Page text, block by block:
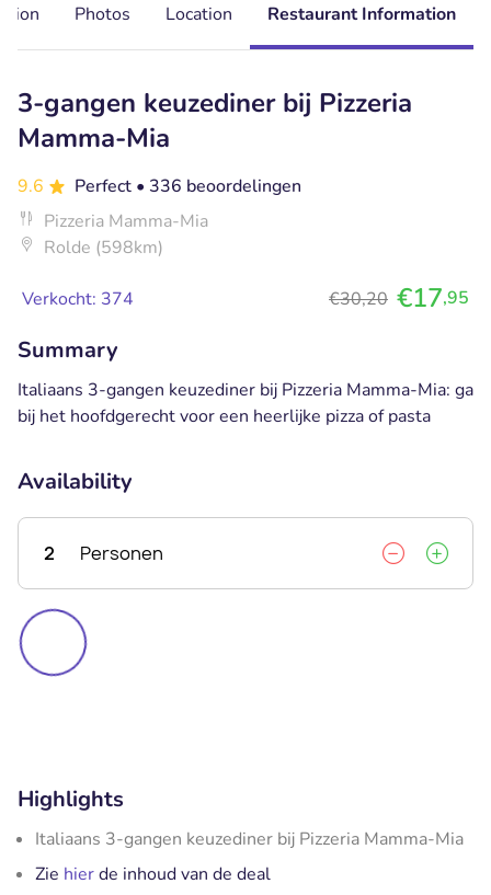
Photos Location Restaurant Information
3-gangen keuzediner bij Pizzeria
Mamma-Mia
9.6 Perfect • 336 beoordelingen
Pizzeria Mamma-Mia
Rolde (598km)
Verkocht: 374 €30,20 €17,95
Summary
Italiaans 3-gangen keuzediner bij Pizzeria Mamma-Mia: ga
bij het hoofdgerecht voor een heerlijke pizza of pasta
Availability
2 Personen
Highlights
Italiaans 3-gangen keuzediner bij Pizzeria Mamma-Mia
Zie hierde inhoud van de deal